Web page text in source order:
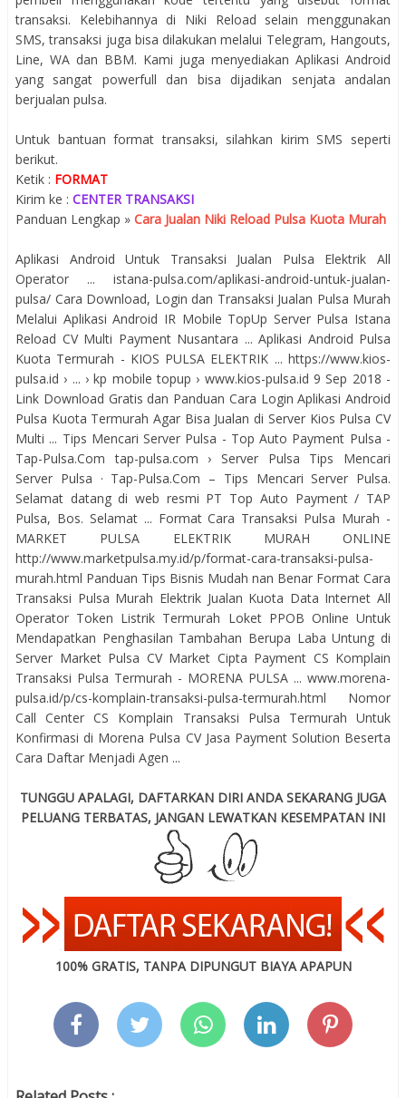
transaksi. Kelebihannya di Niki Reload selain menggunakan
SMS, transaksi juga bisa dilakukan melalui Telegram, Hangouts,
Line, WA dan BBM. Kami juga menyediakan Aplikasi Android
yang sangat powerfull dan bisa dijadikan senjata andalan
berjualan pulsa.
Untuk bantuan format transaksi, silahkan kirim SMS seperti
berikut.
Ketik : FORMAT
Kirim ke : CENTER TRANSAKSI
Panduan Lengkap » Cara Jualan Niki Reload Pulsa Kuota Murah
Aplikasi Android Untuk Transaksi Jualan Pulsa Elektrik All
Operator ... istana-pulsa.com/aplikasi-android-untuk-jualan-
pulsa/ Cara Download, Login dan Transaksi Jualan Pulsa Murah
Melalui Aplikasi Android IR Mobile TopUp Server Pulsa Istana
Reload CV Multi Payment Nusantara ... Aplikasi Android Pulsa
Kuota Termurah - KIOS PULSA ELEKTRIK ... https://www.kios-
pulsa.id › ... › kp mobile topup › www.kios-pulsa.id 9 Sep 2018 -
Link Download Gratis dan Panduan Cara Login Aplikasi Android
Pulsa Kuota Termurah Agar Bisa Jualan di Server Kios Pulsa CV
Multi ... Tips Mencari Server Pulsa - Top Auto Payment Pulsa -
Tap-Pulsa.Com tap-pulsa.com › Server Pulsa Tips Mencari
Server Pulsa · Tap-Pulsa.Com – Tips Mencari Server Pulsa.
Selamat datang di web resmi PT Top Auto Payment / TAP
Pulsa, Bos. Selamat ... Format Cara Transaksi Pulsa Murah -
MARKET PULSA ELEKTRIK MURAH ONLINE
http://www.marketpulsa.my.id/p/format-cara-transaksi-pulsa-
murah.html Panduan Tips Bisnis Mudah nan Benar Format Cara
Transaksi Pulsa Murah Elektrik Jualan Kuota Data Internet All
Operator Token Listrik Termurah Loket PPOB Online Untuk
Mendapatkan Penghasilan Tambahan Berupa Laba Untung di
Server Market Pulsa CV Market Cipta Payment CS Komplain
Transaksi Pulsa Termurah - MORENA PULSA ... www.morena-
pulsa.id/p/cs-komplain-transaksi-pulsa-termurah.html Nomor
Call Center CS Komplain Transaksi Pulsa Termurah Untuk
Konfirmasi di Morena Pulsa CV Jasa Payment Solution Beserta
Cara Daftar Menjadi Agen ...
TUNGGU APALAGI, DAFTARKAN DIRI ANDA SEKARANG JUGA
PELUANG TERBATAS, JANGAN LEWATKAN KESEMPATAN INI
100% GRATIS, TANPA DIPUNGUT BIAYA APAPUN